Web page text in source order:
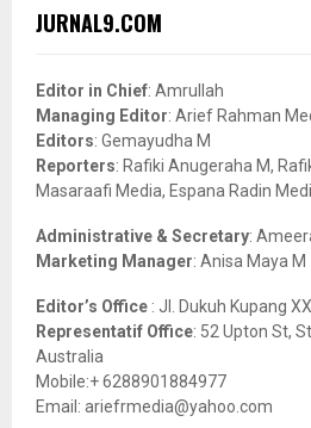
h
o
r
:
JURNAL9.COM
Editor in Chief: Amrullah
Managing Editor: Arief Rahman
Editors: Gemayudha M
Reporters: Rafiki Anugeraha M,
Masaraafi Media, Espana Radin
Administrative & Secretary:
Marketing Manager: Anisa Maya M
Editor’s Office : Jl. Dukuh Kupang
Representatif Office: 52 Upton St,
Australia
Mobile:+ 6288901884977
Email: ariefrmedia@yahoo.com